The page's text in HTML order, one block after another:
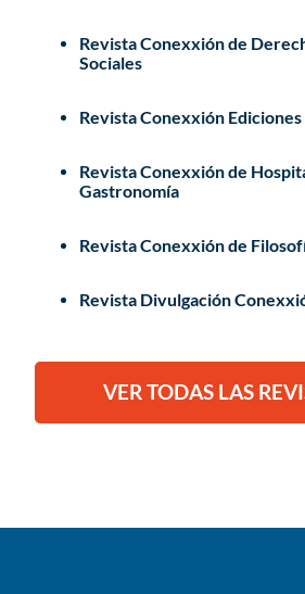
Revista Conexxión de
Sociales
Revista Conexxión Ediciones
Revista Conexxión de
Gastronomía
Revista Conexxión de
Revista Divulgación
VER TODAS LAS